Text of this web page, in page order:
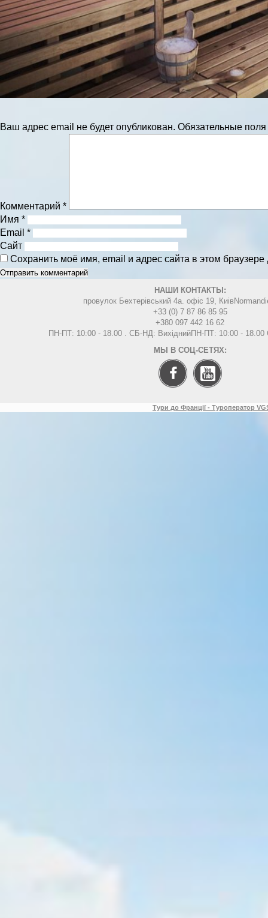
Ваш адрес email не будет опубликован. Обязательные
Комментарий *
Имя *
Email *
Сайт
Сохранить моё имя, email и адрес сайта в этом
НАШИ КОНТАКТЫ:
провулок Бехтерівський 4а. офіс 19, Киів
+33 (0) 7 87 86 85 95
+380 097 442 16 62
ПН-ПТ: 10:00 - 18.00 . СБ-НД: ВихіднийПН-ПТ: 10:00 -
МЫ В СОЦ-СЕТЯХ:
Тури до Франції - Туроператор